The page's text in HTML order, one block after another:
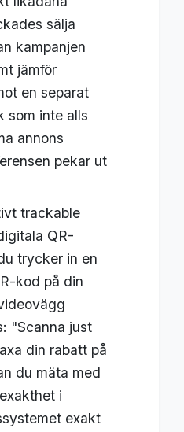
sälja
kampanjen
jämför
en separat
som inte alls
annons
pekar ut
trackable
QR-
trycker in en
kod på din
"Scanna just
din rabatt på
du mäta med
i
exakt